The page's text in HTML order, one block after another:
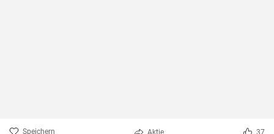
Speichern Aktie 37